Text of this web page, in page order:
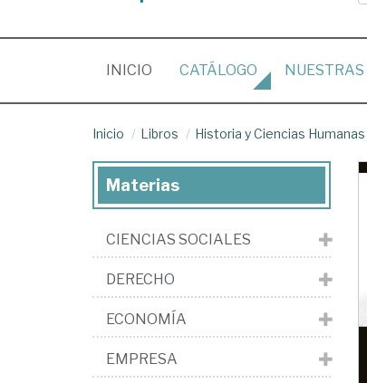
INICIO (CURRENT)
CATÁLOGO NUESTRAS
Inicio Libros Historia y Ciencias Humanas
Materias
CIENCIAS SOCIALES
DERECHO
ECONOMÍA
EMPRESA